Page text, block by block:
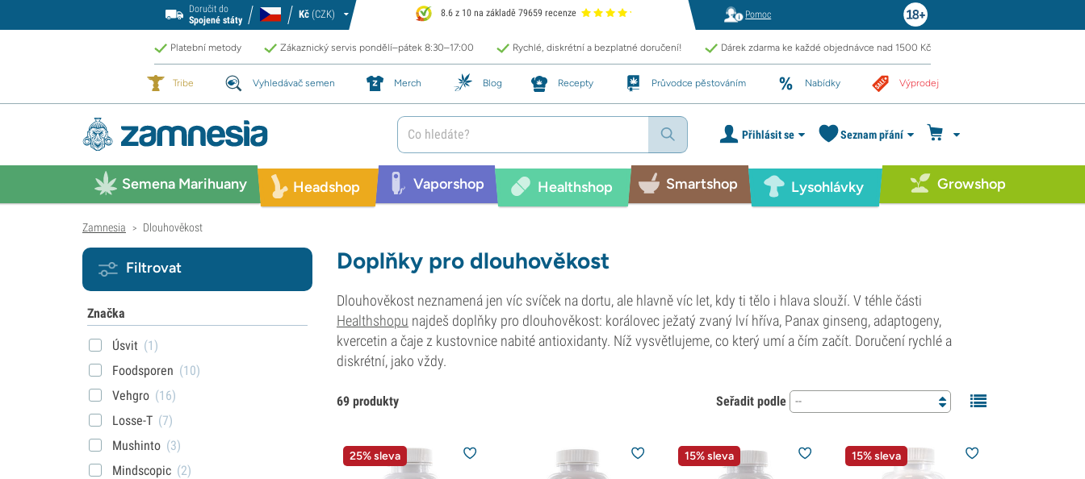
Doručit do
Spojené státy
Kč (CZK) 8.6 z 10 na základě 79659 recenze Pomoc
Platební metody Zákaznický servis pondělí–pátek 8:30–17:00 Rychlé, diskrétní a bezplatné doručení! Dárek zdarma ke každé objednávce nad 1500 Kč
Tribe Vyhledávač semen Merch Blog Recepty Průvodce pěstováním Nabídky Výprodej
Přihlásit se Seznam přání
Semena Marihuany Headshop Vaporshop Healthshop Smartshop Lysohlávky Growshop
Zamnesia > Dlouhověkost
Doplňky pro dlouhověkost
Dlouhověkost neznamená jen víc svíček na dortu, ale hlavně víc let, kdy ti tělo i hlava slouží. V téhle části
Healthshopu najdeš doplňky pro dlouhověkost: korálovec ježatý zvaný lví hříva, Panax ginseng, adaptogeny,
kvercetin a čaje z kustovnice nabité antioxidanty. Níž vysvětlujeme, co který umí a čím začít. Doručení rychlé a
diskrétní, jako vždy.
69 produkty Seřadit podle --
25% sleva 15% sleva 15% sleva
Filtrovat
Značka
Úsvit (1)
Foodsporen (10)
Vehgro (16)
Losse-T (7)
Mushinto (3)
Mindscopic (2)